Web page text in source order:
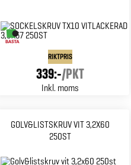
RIKTPRIS
339:-/PKT
Inkl. moms
GOLV&LISTSKRUV VIT 3,2X60
250ST